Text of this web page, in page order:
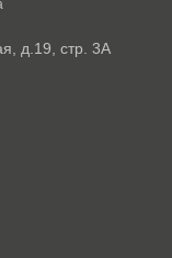
д.19, стр. 3А